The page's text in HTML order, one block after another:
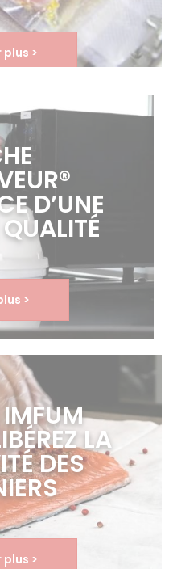
>
D’UNE
>
IMFUM
LA
DES
>